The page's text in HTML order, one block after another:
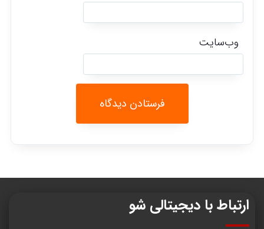
وب‌سایت
ارتباط با دیجیتالی شو